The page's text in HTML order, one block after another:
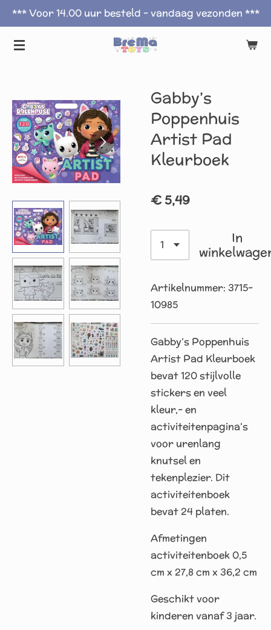
Ga
naar
*** Voor 14.00 uur besteld - vandaag vezonden ***
Gabby’s
Poppenhuis
Artist Pad
Kleurboek
€ 5,49
In
Artikelnummer: 3715-
10985
Gabby’s Poppenhuis
Artist Pad Kleurboek
bevat 120 stijlvolle
stickers en veel
kleur,- en
activiteitenpagina’s
voor urenlang
knutsel en
tekenplezier. Dit
activiteitenboek
bevat 24 platen.
Afmetingen
activiteitenboek 0,5
cm x 27,8 cm x 36,2 cm
Geschikt voor
kinderen vanaf 3 jaar.